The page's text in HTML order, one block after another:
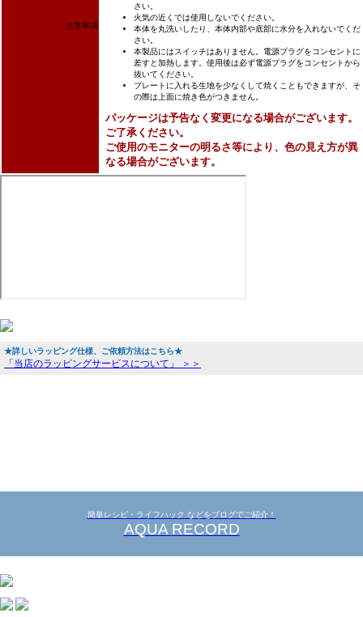
注意事項
さい。
火気の近くでは使用しないでください。
本体を丸洗いしたり、本体内部や底部に水分を入れないでくだ
さい。
本製品にはスイッチはありません。電源プラグをコンセントに
差すと加熱します。使用後は必ず電源プラグをコンセントから
抜いてください。
プレートに入れる生地を少なくして焼くこともできますが、そ
の際は上面に焼き色がつきません。
パッケージは予告なく変更になる場合がございます。
ご了承ください。
ご使用のモニターの明るさ等により、色の見え方が異
なる場合がございます。
★詳しいラッピング仕様、ご依頼方法はこちら★
「当店のラッピングサービスについて」 ＞＞
簡単レシピ・ライフハック などをブログでご紹介！
AQUA RECORD